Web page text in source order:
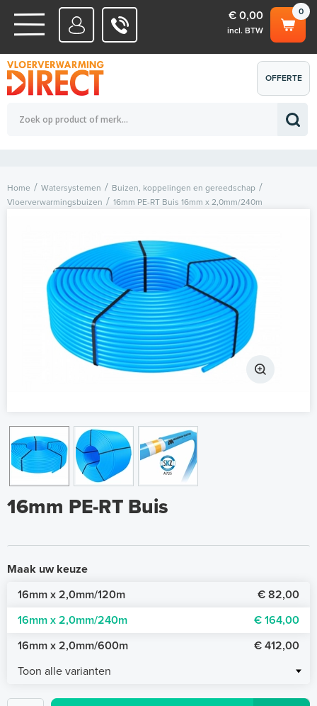
WATERSYSTEMEN
ELEKTRISCHE SYSTEMEN
0
€ 0,00
incl. BTW
Totaalbedrag (incl. BTW) € 0,00
OFFERTE
AANVRAGEN
Home Watersystemen
Buizen, koppelingen en gereedschap
Vloerverwarmingsbuizen
16mm PE-RT Buis 16mm x 2,0mm/240m
16mm PE-RT Buis
Maak uw keuze
16mm x 2,0mm/120m
€ 82,00
16mm x 2,0mm/240m
€ 164,00
16mm x 2,0mm/600m
€ 412,00
Toon alle varianten